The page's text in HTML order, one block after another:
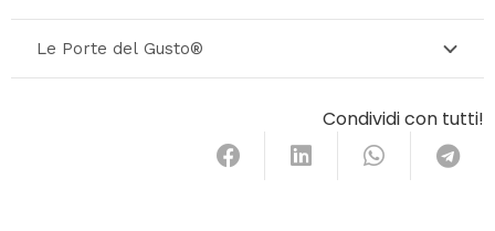
Le Porte del Gusto®
Condividi con tutti!